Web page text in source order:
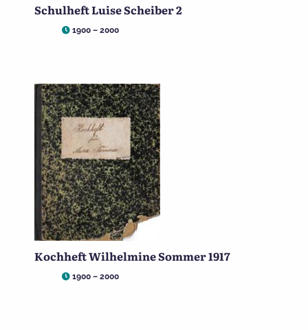
Schulheft Luise Scheiber 2
1900 – 2000
Kochheft Wilhelmine Sommer 1917
1900 – 2000